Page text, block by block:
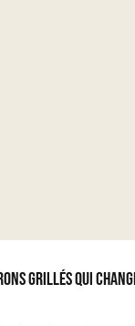
grillés qui